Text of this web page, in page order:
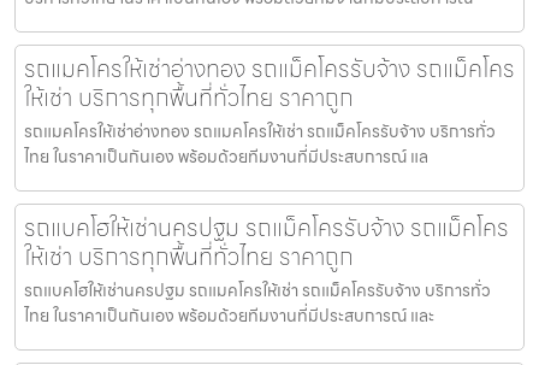
รถแมคโครให้เช่าอ่างทอง รถแม็คโครรับจ้าง รถแม็คโคร
ให้เช่า บริการทุกพื้นที่ทั่วไทย ราคาถูก
รถแมคโครให้เช่าอ่างทอง รถแมคโครให้เช่า รถแม็คโครรับจ้าง บริการทั่ว
ไทย ในราคาเป็นกันเอง พร้อมด้วยทีมงานที่มีประสบการณ์ แล
รถแบคโฮให้เช่านครปฐม รถแม็คโครรับจ้าง รถแม็คโคร
ให้เช่า บริการทุกพื้นที่ทั่วไทย ราคาถูก
รถแบคโฮให้เช่านครปฐม รถแมคโครให้เช่า รถแม็คโครรับจ้าง บริการทั่ว
ไทย ในราคาเป็นกันเอง พร้อมด้วยทีมงานที่มีประสบการณ์ และ